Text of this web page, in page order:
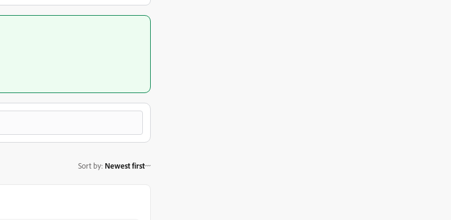
Sort by: Newest first